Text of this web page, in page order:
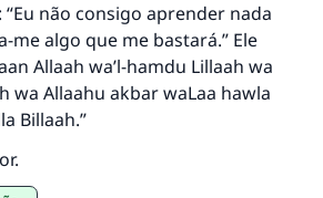
“Eu não consigo aprender nada
me algo que me bastará.” Ele
Allaah wa’l-hamdu Lillaah wa
wa Allaahu akbar waLaa hawla
Billaah.”